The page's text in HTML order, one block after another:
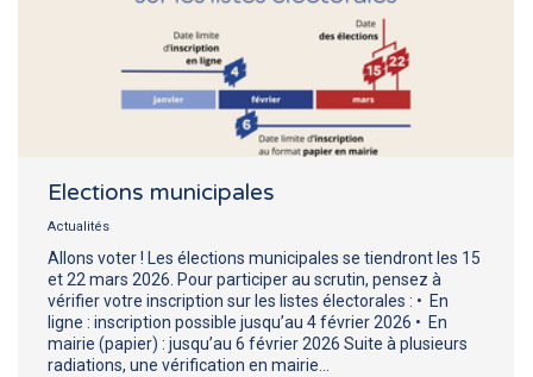
Elections municipales
Actualités
Allons voter ! Les élections municipales se tiendront les 15
et 22 mars 2026. Pour participer au scrutin, pensez à
vérifier votre inscription sur les listes électorales : • En
ligne : inscription possible jusqu’au 4 février 2026 • En
mairie (papier) : jusqu’au 6 février 2026 Suite à plusieurs
radiations, une vérification en mairie…